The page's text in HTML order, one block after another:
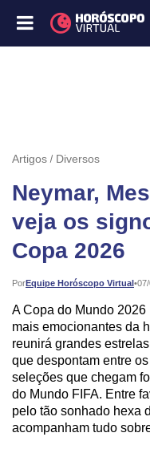
Artigos Diversos
Neymar,
veja os
Copa 2026
PorEquipe Horóscopo Virtual•
Publicado:
A Copa do Mundo
mais emocionantes da
reunirá grandes
que despontam entre
seleções que chegam
do Mundo FIFA. Entre
pelo tão sonhado hexa
acompanham tudo